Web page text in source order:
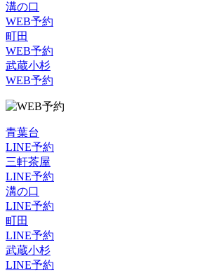
溝の口
WEB予約
町田
WEB予約
武蔵小杉
WEB予約
青葉台
LINE予約
三軒茶屋
LINE予約
溝の口
LINE予約
町田
LINE予約
武蔵小杉
LINE予約